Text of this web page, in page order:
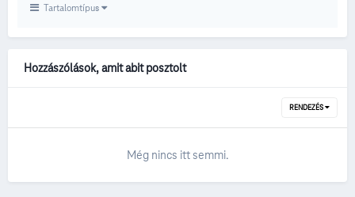
Tartalomtípus
Hozzászólások, amit abit posztolt
RENDEZÉS
Még nincs itt semmi.